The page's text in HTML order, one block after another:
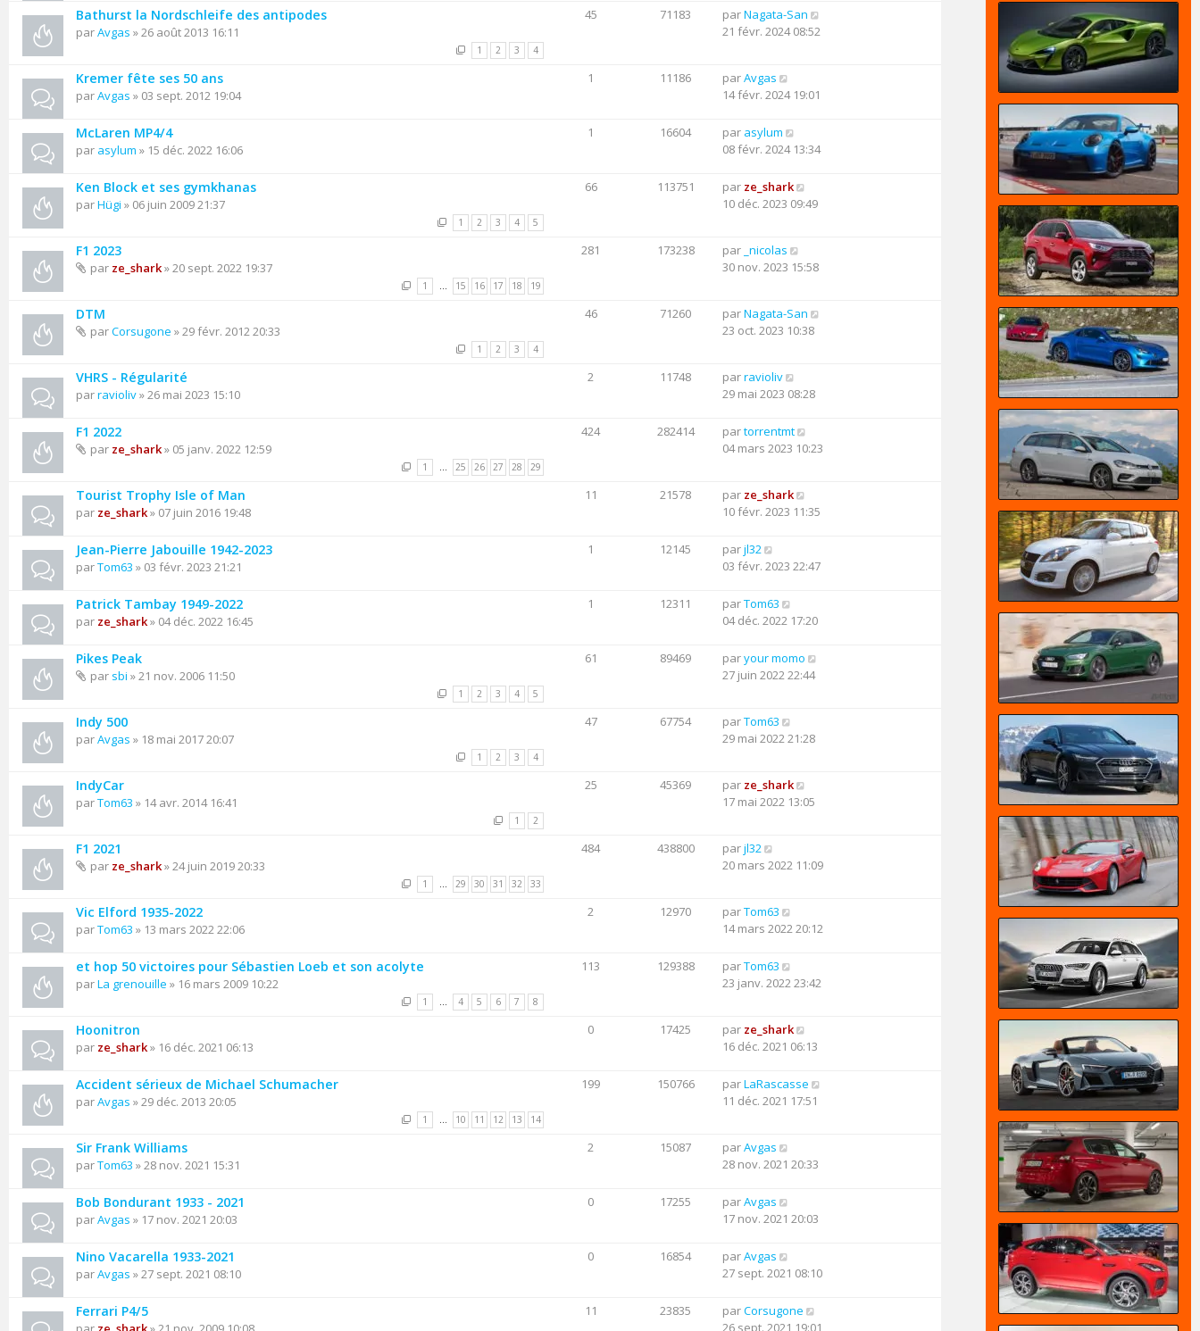
Bathurst la Nordschleife des antipodes
parAvgas » 26 août 2013 16:11
1 2 3 4
45 71183 parNagata-San
21 févr. 2024 08:52
Kremer fête ses 50 ans
parAvgas » 03 sept. 2012 19:04
1 11186 parAvgas
14 févr. 2024 19:01
McLaren MP4/4
par asylum » 15 déc. 2022 16:06
1 16604 par asylum
08 févr. 2024 13:34
Ken Block et ses gymkhanas
parHügi » 06 juin 2009 21:37
1 2 3 4 5
66 113751 par ze_shark
10 déc. 2023 09:49
F1 2023
par ze_shark» 20 sept. 2022 19:37
1 … 15 16 17 18 19
281 173238 par _nicolas
30 nov. 2023 15:58
DTM
parCorsugone » 29 févr. 2012 20:33
1 2 3 4
46 71260 parNagata-San
23 oct. 2023 10:38
VHRS - Régularité
parravioliv» 26 mai 2023 15:10
2 11748 parravioliv
29 mai 2023 08:28
F1 2022
par ze_shark» 05 janv. 2022 12:59
1 … 25 26 27 28 29
424 282414 partorrentmt
04 mars 2023 10:23
Tourist Trophy Isle of Man
par ze_shark» 07 juin 2016 19:48
11 21578 par ze_shark
10 févr. 2023 11:35
Jean-Pierre Jabouille 1942-2023
parTom63 » 03 févr. 2023 21:21
1 12145 parjl32
03 févr. 2023 22:47
Patrick Tambay 1949-2022
par ze_shark» 04 déc. 2022 16:45
1 12311 parTom63
04 déc. 2022 17:20
Pikes Peak
par sbi » 21 nov. 2006 11:50
1 2 3 4 5
61 89469 paryour momo
27 juin 2022 22:44
Indy 500
parAvgas » 18 mai 2017 20:07
1 2 3 4
47 67754 parTom63
29 mai 2022 21:28
IndyCar
parTom63 » 14 avr. 2014 16:41
1 2
25 45369 par ze_shark
17 mai 2022 13:05
F1 2021
par ze_shark» 24 juin 2019 20:33
1 … 29 30 31 32 33
484 438800 parjl32
20 mars 2022 11:09
Vic Elford 1935-2022
parTom63 » 13 mars 2022 22:06
2 12970 parTom63
14 mars 2022 20:12
et hop 50 victoires pour Sébastien Loeb et son acolyte
parLa grenouille » 16 mars 2009 10:22
1 … 4 5 6 7 8
113 129388 parTom63
23 janv. 2022 23:42
Hoonitron
par ze_shark» 16 déc. 2021 06:13
0 17425 par ze_shark
16 déc. 2021 06:13
Accident sérieux de Michael Schumacher
parAvgas » 29 déc. 2013 20:05
1 … 10 11 12 13 14
199 150766 parLaRascasse
11 déc. 2021 17:51
Sir Frank Williams
parTom63 » 28 nov. 2021 15:31
2 15087 parAvgas
28 nov. 2021 20:33
Bob Bondurant 1933 - 2021
parAvgas » 17 nov. 2021 20:03
0 17255 parAvgas
17 nov. 2021 20:03
Nino Vacarella 1933-2021
parAvgas » 27 sept. 2021 08:10
0 16854 parAvgas
27 sept. 2021 08:10
Ferrari P4/5 11 23835 parCorsugone
26 sept. 2021 19:01